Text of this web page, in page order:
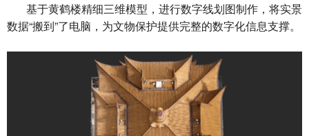
基于黄鹤楼精细三维模型，进行数字线划图制作，将实景
数据“搬到”了电脑，为文物保护提供完整的数字化信息支撑。